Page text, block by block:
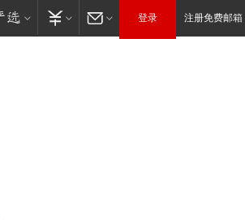
登录 注册免费邮箱